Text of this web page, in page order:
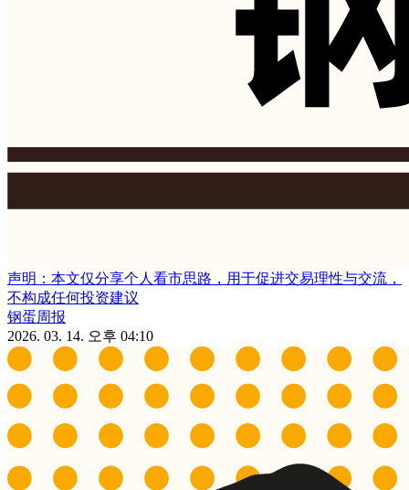
声明：本文仅分享个人看市思路，用于促进交易理性与交流，
不构成任何投资建议
钢蛋周报
2026. 03. 14. 오후 04:10